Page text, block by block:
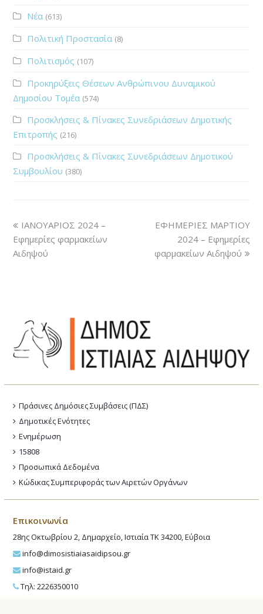
Νέα (613)
Πολιτική Προστασία (8)
Πολιτισμός (107)
Προκηρύξεις Θέσεων Ανθρώπινου Δυναμικού
Δημοσίου Τομέα (574)
Προσκλήσεις & Πίνακες Συνεδριάσεων Δημοτικής
Επιτροπής (216)
Προσκλήσεις & Πίνακες Συνεδριάσεων Δημοτικού
Συμβουλίου (380)
ΙΑΝΟΥΑΡΙΟΣ 2024 –
Εφημερίες φαρμακείων
Αιδηψού
ΕΦΗΜΕΡΙΕΣ ΜΑΡΤΙΟΥ
2024 – Εφημερίες
φαρμακείων Αιδηψού
Πράσινες Δημόσιες Συμβάσεις (ΠΔΣ)
Δημοτικές Ενότητες
Ενημέρωση
15808
Προσωπικά Δεδομένα
Κώδικας Συμπεριφοράς των Αιρετών Οργάνων
Επικοινωνία
28ης Οκτωβρίου 2, Δημαρχείο, Ιστιαία ΤΚ 34200, Εύβοια
info@dimosistiaiasaidipsou.gr
info@istaid.gr
Τηλ: 2226350010